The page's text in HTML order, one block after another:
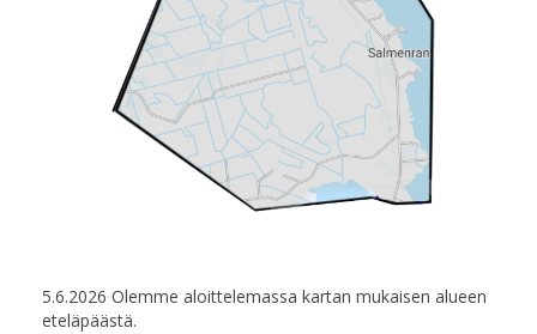
5.6.2026 Olemme aloittelemassa kartan mukaisen alueen
eteläpäästä.